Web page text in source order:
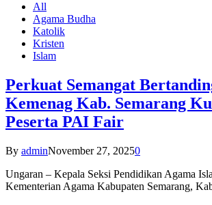
All
Agama Budha
Katolik
Kristen
Islam
Perkuat Semangat
Kemenag Kab. Semarang
Peserta PAI Fair
By adminNovember 27, 20250
Ungaran – Kepala Seksi Pendidikan Agama
Kementerian Agama Kabupaten Semarang,